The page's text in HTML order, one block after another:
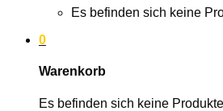
Es befinden sich keine
0
Warenkorb
Es befinden sich keine